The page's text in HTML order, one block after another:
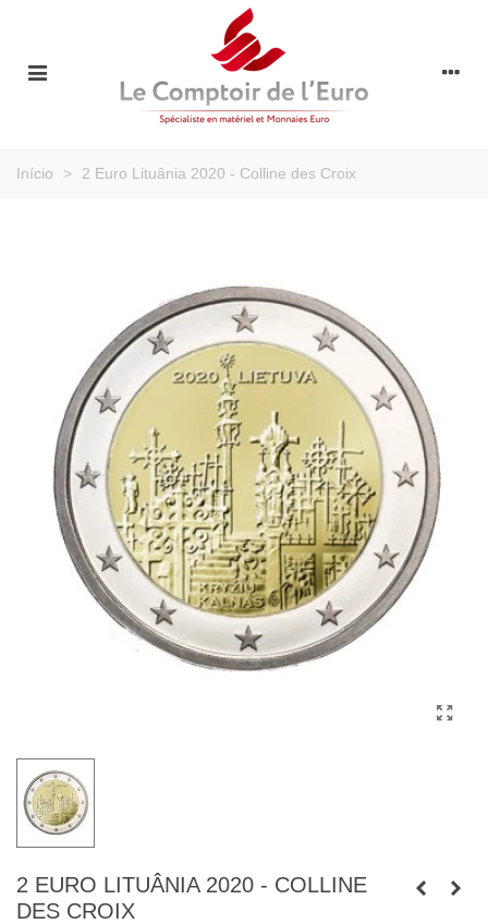
Início > 2 Euro Lituânia 2020 - Colline des Croix
2 EURO LITUÂNIA 2020 - COLLINE
DES CROIX